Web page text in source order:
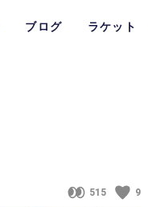
ブログ ラケット
515 9